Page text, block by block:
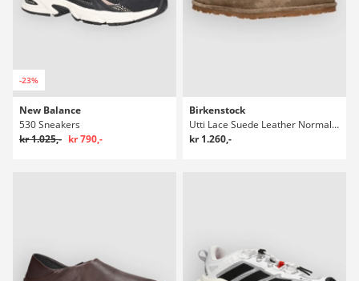
-23%
New Balance
530 Sneakers
kr 1.025,- kr 790,-
Birkenstock
Utti Lace Suede Leather Normal Sneakers
kr 1.260,-